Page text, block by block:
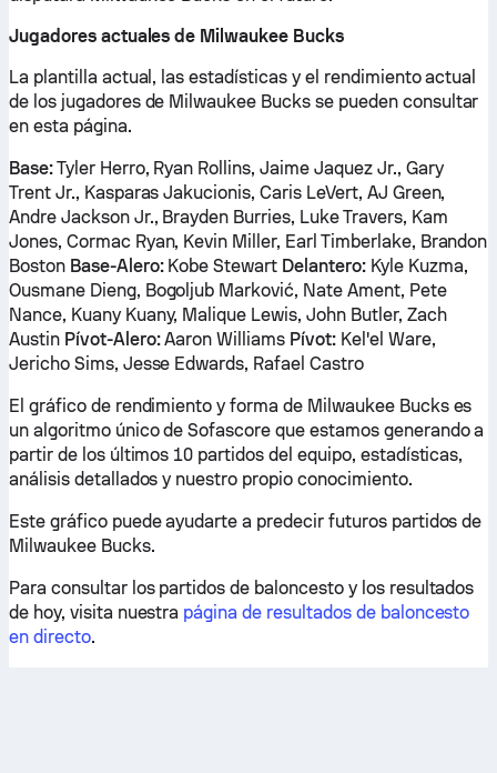
Jugadores actuales de Milwaukee Bucks
La plantilla actual, las estadísticas y el rendimiento actual
de los jugadores de Milwaukee Bucks se pueden consultar
en esta página.
Base:Tyler Herro, Ryan Rollins, Jaime Jaquez Jr., Gary
Trent Jr., Kasparas Jakucionis, Caris LeVert, AJ Green,
Andre Jackson Jr., Brayden Burries, Luke Travers, Kam
Jones, Cormac Ryan, Kevin Miller, Earl Timberlake, Brandon
Boston Base-Alero:Kobe Stewart Delantero:Kyle Kuzma,
Ousmane Dieng, Bogoljub Marković, Nate Ament, Pete
Nance, Kuany Kuany, Malique Lewis, John Butler, Zach
Austin Pívot-Alero:Aaron Williams Pívot:Kel'el Ware,
Jericho Sims, Jesse Edwards, Rafael Castro
El gráfico de rendimiento y forma de Milwaukee Bucks es
un algoritmo único de Sofascore que estamos generando a
partir de los últimos 10 partidos del equipo, estadísticas,
análisis detallados y nuestro propio conocimiento.
Este gráfico puede ayudarte a predecir futuros partidos de
Milwaukee Bucks.
Para consultar los partidos de baloncesto y los resultados
de hoy, visita nuestra página de resultados de baloncesto
en directo.